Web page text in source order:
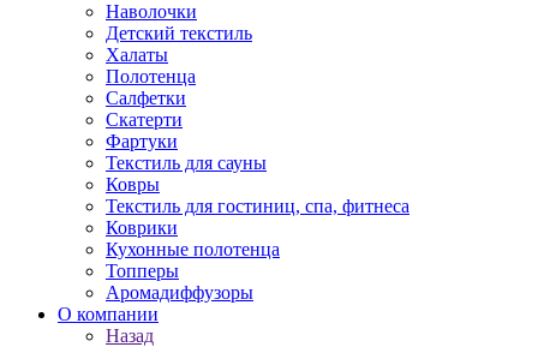
Наволочки
Детский текстиль
Халаты
Полотенца
Салфетки
Скатерти
Фартуки
Текстиль для сауны
Ковры
Текстиль для гостиниц, спа, фитнеса
Коврики
Кухонные полотенца
Топперы
Аромадиффузоры
О компании
Назад